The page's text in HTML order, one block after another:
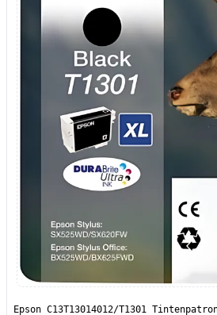
Epson C13T13014012/T1301